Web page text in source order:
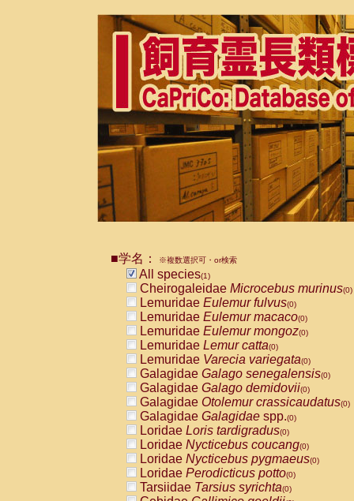
■学名： ※複数選択可・or検索
All species(1)
Cheirogaleidae Microcebus murinus(0)
Lemuridae Eulemur fulvus(0)
Lemuridae Eulemur macaco(0)
Lemuridae Eulemur mongoz(0)
Lemuridae Lemur catta(0)
Lemuridae Varecia variegata(0)
Galagidae Galago senegalensis(0)
Galagidae Galago demidovii(0)
Galagidae Otolemur crassicaudatus(0)
Galagidae Galagidae spp.(0)
Loridae Loris tardigradus(0)
Loridae Nycticebus coucang(0)
Loridae Nycticebus pygmaeus(0)
Loridae Perodicticus potto(0)
Tarsiidae Tarsius syrichta(0)